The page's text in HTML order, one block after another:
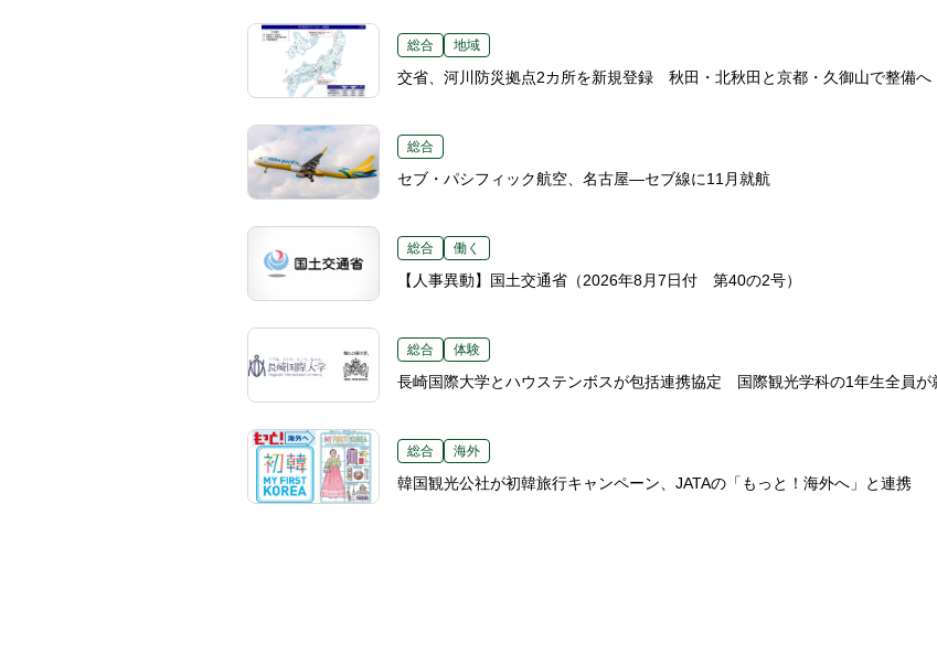
総合 地域
交省、河川防災拠点2カ所を新規登録 秋田・北秋田と京都・久御山で整備へ
総合
セブ・パシフィック航空、名古屋―セブ線に11月就航
総合 働く
【人事異動】国土交通省（2026年8月7日付 第40の2号）
総合 体験
長崎国際大学とハウステンボスが包括連携協定 国際観光学科の1年生全員が
総合 海外
韓国観光公社が初韓旅行キャンペーン、JATAの「もっと！海外へ」と連携